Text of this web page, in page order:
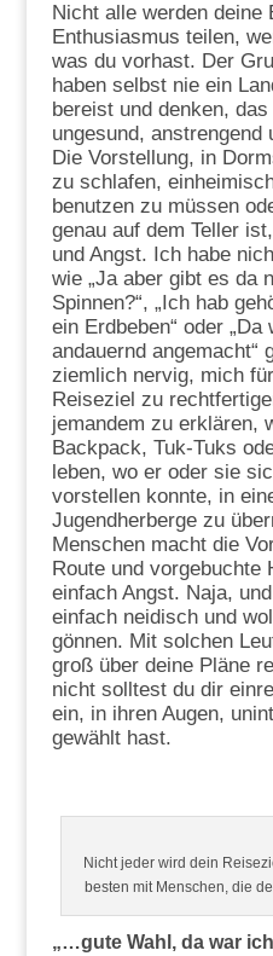
Nicht alle werden deine
Enthusiasmus teilen,
was du vorhast. Der
haben selbst nie ein
bereist und denken,
ungesund,
Die Vorstellung, in
zu schlafen,
benutzen zu müssen
genau auf dem Teller
und Angst. Ich habe
wie „Ja aber gibt es da
Spinnen?“, „Ich hab
ein Erdbeben“ oder
andauernd angemacht“
ziemlich nervig, mich
Reiseziel zu
jemandem zu erklären,
Backpack, Tuk-Tuks
leben, wo er oder sie
vorstellen konnte, in
Jugendherberge zu
Menschen macht die
Route und vorgebuchte
einfach Angst. Naja,
einfach neidisch und
gönnen. Mit solchen
groß über deine Pläne
nicht solltest du dir
ein, in ihren Augen,
gewählt hast.
Nicht jeder wird dein
besten mit Menschen, die
„…gute Wahl, da war